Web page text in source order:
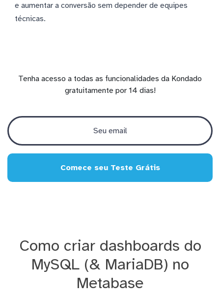
e aumentar a conversão sem depender de equipes
técnicas.
Tenha acesso a todas as funcionalidades da Kondado
gratuitamente por 14 dias!
Comece seu Teste Grátis
Como criar dashboards do
MySQL (& MariaDB) no
Metabase